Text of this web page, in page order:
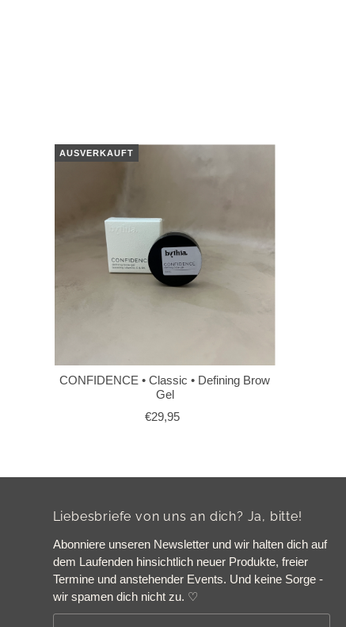
AUSVERKAUFT
CONFIDENCE • Classic • Defining Brow
Gel
€29,95
Liebesbriefe von uns an dich? Ja, bitte!
Abonniere unseren Newsletter und wir halten dich auf
dem Laufenden hinsichtlich neuer Produkte, freier
Termine und anstehender Events. Und keine Sorge -
wir spamen dich nicht zu. ♡